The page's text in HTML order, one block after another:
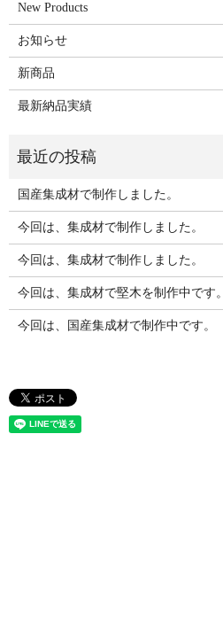
New Products
お知らせ
新商品
最新納品実績
国産集成材で制作しました。
今回は、集成材で制作しました。
今回は、集成材で制作しました。
今回は、集成材で堅木を制作中です。
今回は、国産集成材で制作中です。